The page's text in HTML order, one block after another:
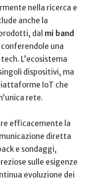
nella ricerca e
anche la
dal⁢ mi band
una
L’ecosistema
dispositivi, ma
IoT ‍che
⁤rete.
efficacemente la
⁢diretta
e ⁣sondaggi,
sulle esigenze
evoluzione dei